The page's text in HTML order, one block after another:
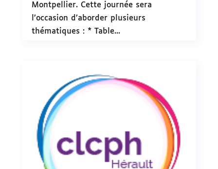
Montpellier. Cette journée sera
l’occasion d’aborder plusieurs
thématiques : * Table...